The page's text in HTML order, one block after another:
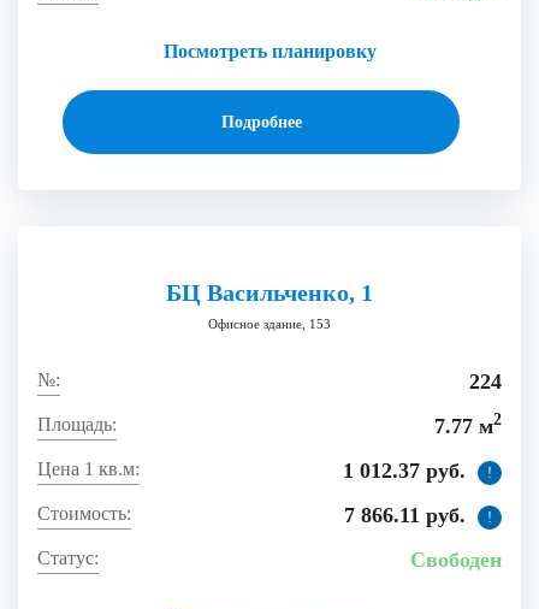
Посмотреть планировку
Подробнее
БЦ Васильченко, 1
Офисное здание, 153
224
7.77 м2
1 012.37 руб. !
7 866.11 руб. !
Свободен